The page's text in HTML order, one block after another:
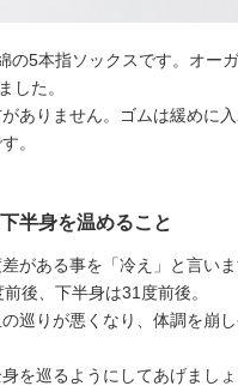
の5本指ソックスです。オー
した。
ありません。ゴムは緩めに
。
半身を温めること
がある事を「冷え」と言いま
後、下半身は31度前後。
巡りが悪くなり、体調を崩
を巡るようにしてあげましょ